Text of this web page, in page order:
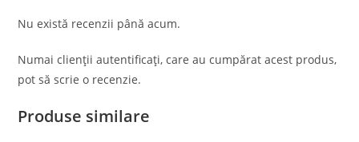
Nu există recenzii până acum.
Numai clienții autentificați, care au cumpărat acest produs,
pot să scrie o recenzie.
Produse similare